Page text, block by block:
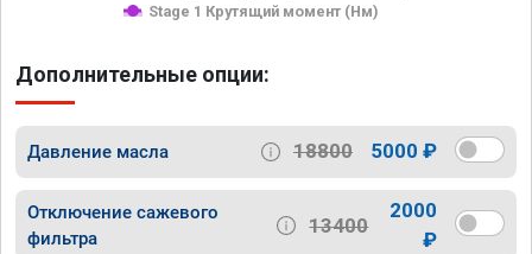
Stage 1 Крутящий момент (Нм)
Дополнительные опции:
Давление масла 18800 5000 ₽
Отключение сажевого
фильтра
13400
2000
₽